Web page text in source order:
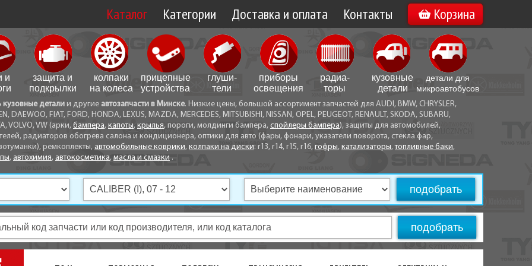
Каталог Категории Доставка и оплата
Доставка по Минску
Доставка по Беларуси
Самовывоз
Способы оплаты
Контакты
Вакансии
Корзина
и
защита и
подкрылки
колпаки
на колеса
прицепные
устройства
глуши­
тели
приборы
освещения
радиа­
торы
кузовные
детали
детали для
микро­автобусов
кузовные детали и другие автозапчасти в Минске. Низкие цены, большой ассортимент запчастей для AUDI, BMW, CHRYSLER,
DAEWOO, FIAT, FORD, HONDA, LEXUS, MAZDA, MERCEDES, MITSUBISHI, NISSAN, OPEL, PEUGEOT, RENAULT, SKODA, SUBARU,
VOLVO, VW (арки, бампера, капоты, крылья, пороги, молдинги бампера, спойлеры бампера), защиты для автомобилей,
радиаторов обогрева салона и кондиционера, оптики для авто (фары, фонари, указатели поворота, стекла фар,
ремкоплекты, автомобильные коврики, колпаки на диски: r13, r14, r15, r16, гофры, катализаторы,топливные баки,
, автохимия, автокосметика, масла и смазки .